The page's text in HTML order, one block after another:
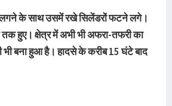
के साथ उसमें रखे सिलेंडरों फटने लगे।
हुए। क्षेत्र में अभी भी अफरा-तफरी का
भी बना हुआ है। हादसे के करीब 15 घंटे बाद